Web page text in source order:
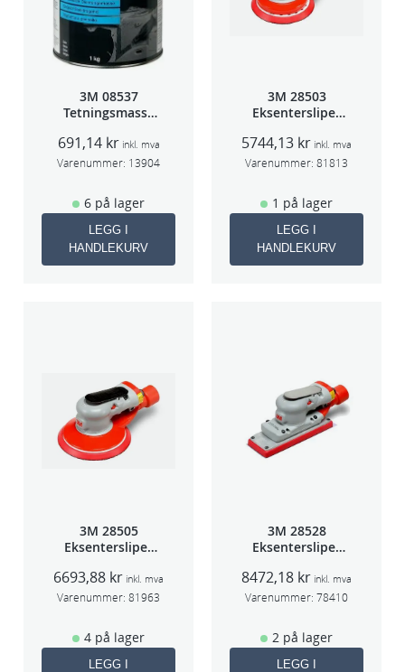
3M 08537
Tetningsmasse
691,14 kr inkl. mva
Varenummer: 13904
6 på lager
LEGG I
HANDLEKURV
3M 28503
Eksentersliper
5mm slag
75mm
5744,13 kr inkl. mva
Varenummer: 81813
1 på lager
LEGG I
HANDLEKURV
3M 28505
Eksentersliper
2,5mm slag
75mm
6693,88 kr inkl. mva
Varenummer: 81963
4 på lager
LEGG I
3M 28528
Eksentersliper
3mm slag
70×198
8472,18 kr inkl. mva
Varenummer: 78410
2 på lager
LEGG I